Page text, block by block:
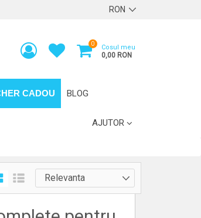
0 Cosul meu
0,00 RON
CADOU BLOG
AJUTOR